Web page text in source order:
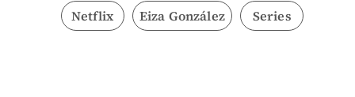
Netflix Eiza González Series